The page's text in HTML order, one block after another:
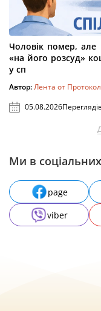
Чоловік помер,
«на його розсуд»
у сп
Автор:Лента от
05.08.2026
Ми в
page
viber